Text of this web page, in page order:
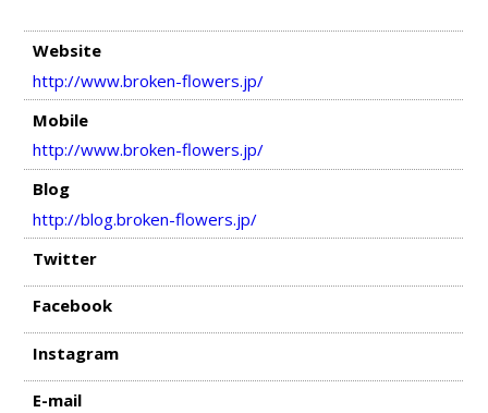
Website
http://www.broken-flowers.jp/
Mobile
http://www.broken-flowers.jp/
Blog
http://blog.broken-flowers.jp/
Twitter
Facebook
Instagram
E-mail